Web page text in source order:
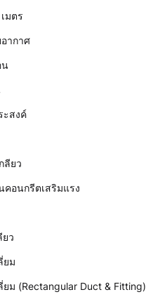
มตร
ากาศ
น
ะสงค์
ลียว
คอนกรีตเสริมแรง
ยว
ยม
ม (Rectangular Duct & Fitting)